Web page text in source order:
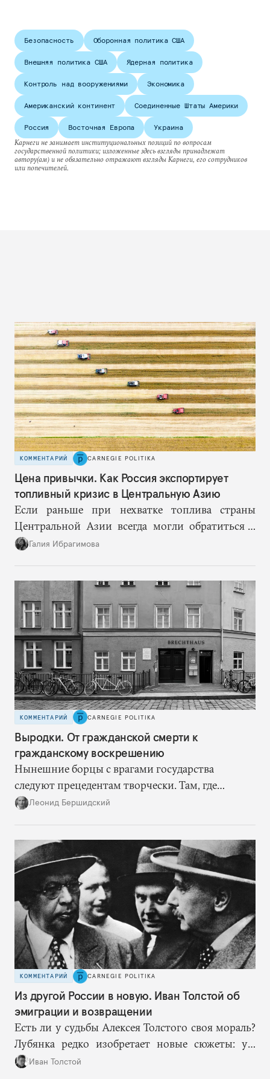
Безопасность Оборонная политика США
Внешняя политика США Ядерная политика
Контроль над вооружениями Экономика
Американский континент Соединенные Штаты Америки
Россия Восточная Европа
Украина
Карнеги не занимает институциональных позиций по вопросам
государственной политики; изложенные здесь взгляды принадлежат
автору(ам) и не обязательно отражают взгляды Карнеги, его сотрудников
или попечителей.
КОММЕНТАРИЙ CARNEGIE POLITIKA
Цена привычки. Как Россия экспортирует
топливный кризис в Центральную Азию
Если раньше при нехватке топлива страны
Центральной Азии всегда могли обратиться к
Москве за дополнительными объемами, то
Галия Ибрагимова
КОММЕНТАРИЙ CARNEGIE POLITIKA
Выродки. От гражданской смерти к
гражданскому воскрешению
Нынешние борцы с врагами государства
следуют прецедентам творчески. Там, где
нацисты торопились в революционном угаре,
сериям ограничений и перекрывая вскрывшиеся
в процессе лазейки.
Леонид Бершидский
КОММЕНТАРИЙ CARNEGIE POLITIKA
Из другой России в новую. Иван Толстой об
эмиграции и возвращении
Есть ли у судьбы Алексея Толстого своя мораль?
Лубянка редко изобретает новые сюжеты: уж
больно хорошо срабатывают старые.
Иван Толстой